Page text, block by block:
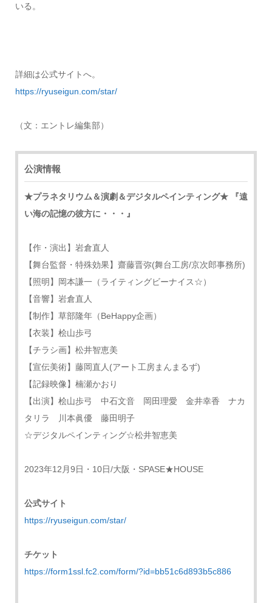
いる。
詳細は公式サイトへ。
https://ryuseigun.com/star/
（文：エントレ編集部）
公演情報
★プラネタリウム＆演劇＆デジタルペインティング★ 『遠
い海の記憶の彼方に・・・』
【作・演出】岩倉直人
【舞台監督・特殊効果】齋藤晋弥(舞台工房/京次郎事務所)
【照明】岡本謙一（ライティングビーナイス☆）
【音響】岩倉直人
【制作】草部隆年（BeHappy企画）
【衣装】桧山歩弓
【チラシ画】松井智恵美
【宣伝美術】藤岡直人(アート工房まんまるず)
【記録映像】楠瀬かおり
【出演】桧山歩弓 中石文音 岡田理愛 金井幸香 ナカ
タリラ 川本眞優 藤田明子
☆デジタルペインティング☆松井智恵美
2023年12月9日・10日/大阪・SPASE★HOUSE
公式サイト
https://ryuseigun.com/star/
チケット
https://form1ssl.fc2.com/form/?id=bb51c6d893b5c886